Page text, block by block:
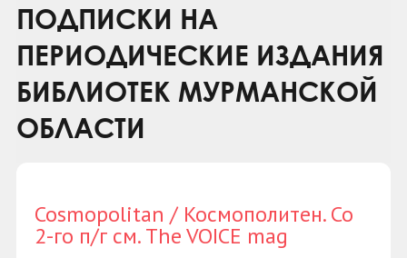
Контакты
ПОДПИСКИ НА
ПЕРИОДИЧЕСКИЕ ИЗДАНИЯ
БИБЛИОТЕК МУРМАНСКОЙ
ОБЛАСТИ
Cosmopolitan / Космополитен. Со
2-го п/г см. The VOICE mag